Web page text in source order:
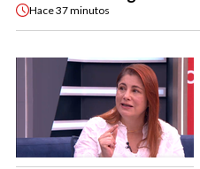
Hace37 minutos